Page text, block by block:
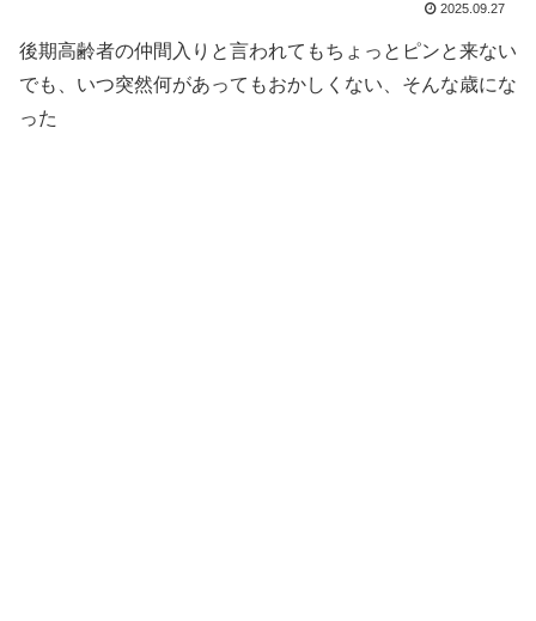
2025.09.27
後期高齢者の仲間入りと言われてもちょっとピンと来ない
でも、いつ突然何があってもおかしくない、そんな歳にな
った